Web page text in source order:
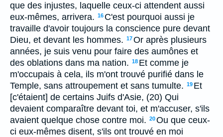
que des injustes, laquelle ceux-ci attendent aussi
eux-mêmes, arrivera. 16 C'est pourquoi aussi je
travaille d'avoir toujours la conscience pure devant
Dieu, et devant les hommes. 17Or après plusieurs
années, je suis venu pour faire des aumônes et
des oblations dans ma nation. 18 Et comme je
m'occupais à cela, ils m'ont trouvé purifié dans le
Temple, sans attroupement et sans tumulte. 19 Et
[c'étaient] de certains Juifs d'Asie, (20) Qui
devaient comparaître devant toi, et m'accuser, s'ils
avaient quelque chose contre moi. 20Ou que ceux-
ci eux-mêmes disent, s'ils ont trouvé en moi